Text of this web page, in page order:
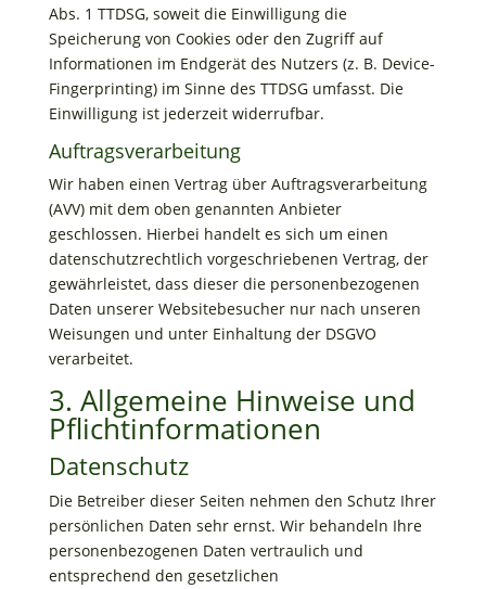
Abs. 1 TTDSG, soweit die Einwilligung die
Speicherung von Cookies oder den Zugriff auf
Informationen im Endgerät des Nutzers (z. B. Device-
Fingerprinting) im Sinne des TTDSG umfasst. Die
Einwilligung ist jederzeit widerrufbar.
Auftragsverarbeitung
Wir haben einen Vertrag über Auftragsverarbeitung
(AVV) mit dem oben genannten Anbieter
geschlossen. Hierbei handelt es sich um einen
datenschutzrechtlich vorgeschriebenen Vertrag, der
gewährleistet, dass dieser die personenbezogenen
Daten unserer Websitebesucher nur nach unseren
Weisungen und unter Einhaltung der DSGVO
verarbeitet.
3. Allgemeine Hinweise und
Pflicht­informationen
Datenschutz
Die Betreiber dieser Seiten nehmen den Schutz Ihrer
persönlichen Daten sehr ernst. Wir behandeln Ihre
personenbezogenen Daten vertraulich und
entsprechend den gesetzlichen